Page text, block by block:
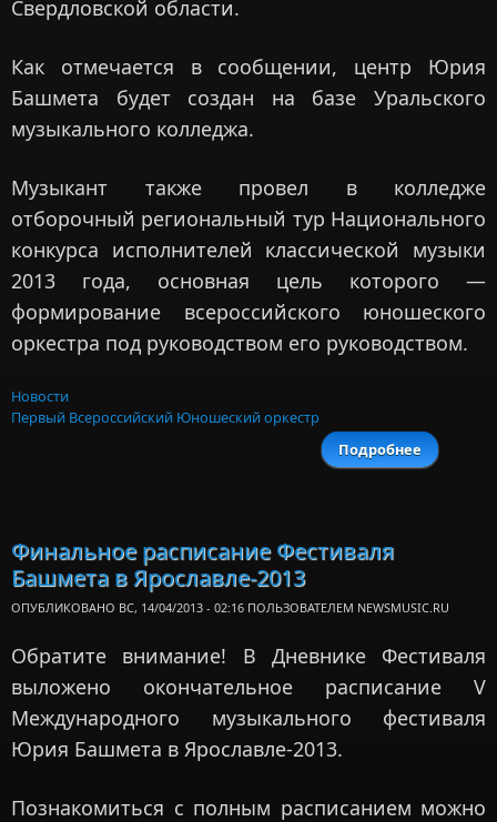
Свердловской области.
Как отмечается в сообщении, центр Юрия
Башмета будет создан на базе Уральского
музыкального колледжа.
Музыкант также провел в колледже
отборочный региональный тур Национального
конкурса исполнителей классической музыки
2013 года, основная цель которого —
формирование всероссийского юношеского
оркестра под руководством его руководством.
Новости
Первый Всероссийский Юношеский оркестр
Подробнее
создаст
Финальное расписание Фестиваля
Башмета в Ярославле-2013
ОПУБЛИКОВАНО ВС, 14/04/2013 - 02:16 ПОЛЬЗОВАТЕЛЕМ NEWSMUSIC.RU
Обратите внимание! В Дневнике Фестиваля
выложено окончательное расписание V
Международного музыкального фестиваля
Юрия Башмета в Ярославле-2013.
Познакомиться с полным расписанием можно